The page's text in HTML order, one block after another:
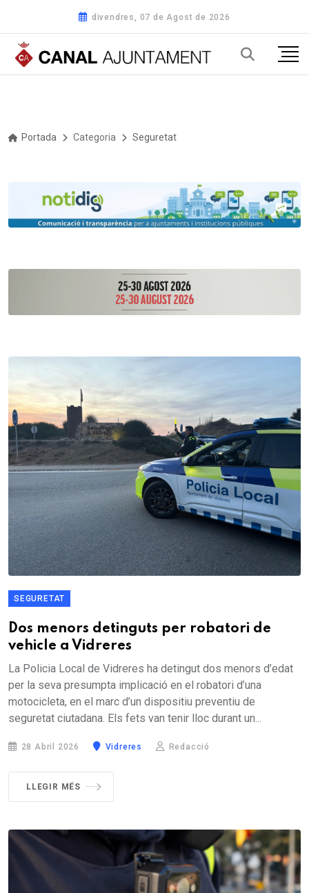
divendres, 07 de Agost de 2026
Portada Categoria Seguretat
SEGURETAT
Dos menors detinguts per robatori de
vehicle a Vidreres
La Policia Local de Vidreres ha detingut dos menors d’edat
per la seva presumpta implicació en el robatori d’una
motocicleta, en el marc d’un dispositiu preventiu de
seguretat ciutadana. Els fets van tenir lloc durant un...
28 Abril 2026 Vidreres Redacció
LLEGIR MÉS